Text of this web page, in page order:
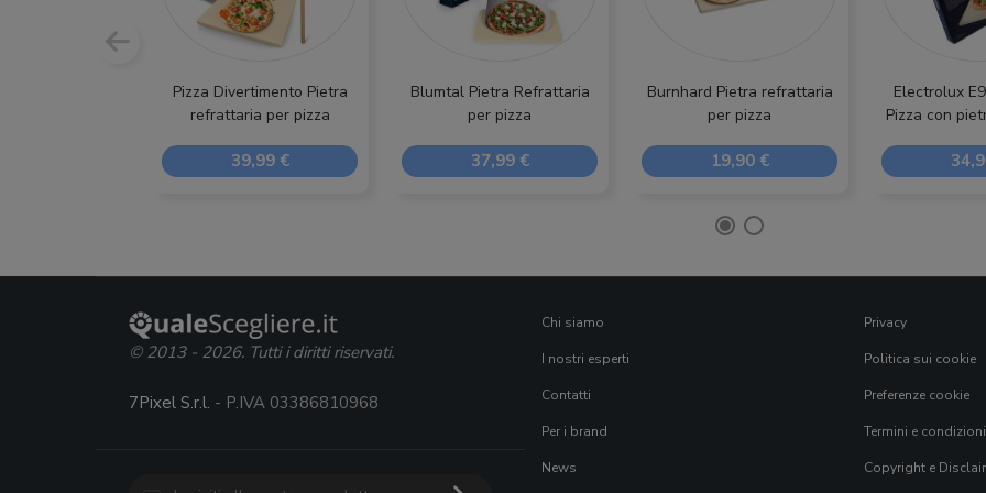
Pizza Divertimento Pietra
refrattaria per pizza
39,99 €
Blumtal Pietra Refrattaria
per pizza
37,99 €
Burnhard Pietra refrattaria
per pizza
19,90 €
Electrolux
Pizza con
© 2013 - 2026. Tutti i diritti riservati.
7Pixel S.r.l. - P.IVA 03386810968
Chi siamo
I nostri esperti
Contatti
Per i brand
News
Privacy
Politica sui cookie
Preferenze cookie
Termini e
Copyright e